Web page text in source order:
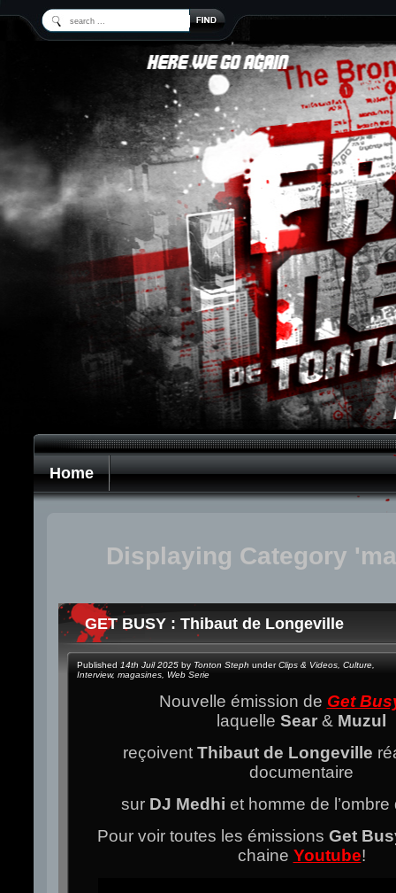
Home
Displaying Category
GET BUSY : Thibaut de Longeville
Published 14th Juil 2025 by Tonton Steph underClips & Videos Culture
Interview, magasines Web Serie
Nouvelle émission de Get
laquelle Sear & Muzul
reçoivent Thibaut de Longeville
documentaire
sur DJ Medhi et homme de
Pour voir toutes les émissions Get
chaine Youtube!